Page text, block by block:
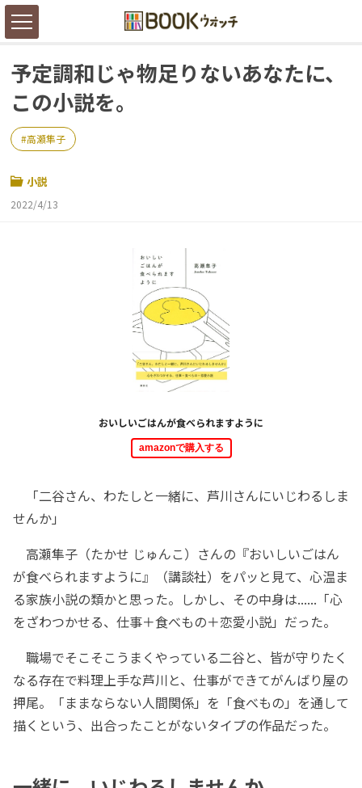
予定調和じゃ物足りないあなたに、
この小説を。
高瀬隼子
小説
2022/4/13
おいしいごはんが食べられますように
amazonで購入する
「二谷さん、わたしと一緒に、芦川さんにいじわるしま
せんか」
高瀬隼子（たかせ じゅんこ）さんの『おいしいごはん
が食べられますように』（講談社）をパッと見て、心温ま
る家族小説の類かと思った。しかし、その中身は......「心
をざわつかせる、仕事＋食べもの＋恋愛小説」だった。
職場でそこそこうまくやっている二谷と、皆が守りたく
なる存在で料理上手な芦川と、仕事ができてがんばり屋の
押尾。「ままならない人間関係」を「食べもの」を通して
描くという、出合ったことがないタイプの作品だった。